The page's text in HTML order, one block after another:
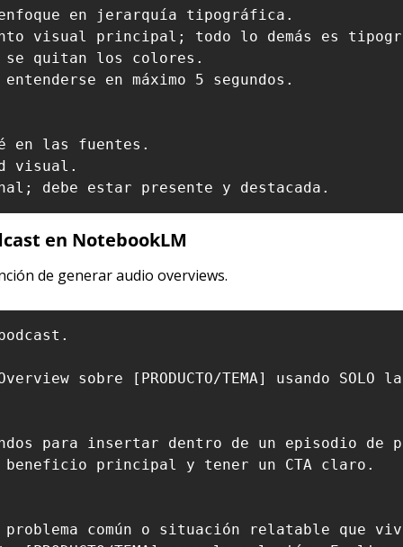
en jerarquía tipográfica.
visual principal; todo lo demás es
se quitan los colores.
en máximo 5 segundos.
en las fuentes.
visual.
debe estar presente y destacada.
en NotebookLM
de generar audio overviews.
sobre [PRODUCTO/TEMA] usando
para insertar dentro de un episodio de
beneficio principal y tener un CTA claro.
problema común o situación relatable que